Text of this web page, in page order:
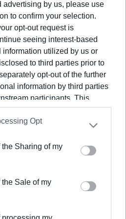
advertising by us, please use
to confirm your selection.
opt-out request is
seeing interest-based
utilized by us or
to third parties prior to
opt-out of the further
information by third parties
participants. This
disclosed by us to third parties
Participants
that may
third parties.
app uses one or more
gather and store information
to grant or deny consent to
tags to use your data for
Opt
the Sharing of my
the Sale of my
άρθρου, αλλά ποιος
ολόκληρης της παραγόμενης
εργαλείο πριν χρειαστεί να
Η Ελλάδα ίσως
το κενό και μετά να
δεν θα είναι αν
ελληνικός φορέας, αλλά
ευρωπαϊκή εκπροσώπηση,
στις πλατφόρμες ή μόνο